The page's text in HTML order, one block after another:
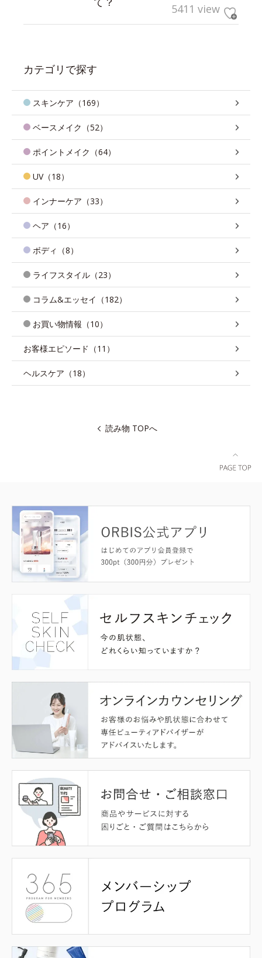
5411 view
カテゴリで探す
スキンケア（169）
ベースメイク（52）
ポイントメイク（64）
UV（18）
インナーケア（33）
ヘア（16）
ボディ（8）
ライフスタイル（23）
コラム&エッセイ（182）
お買い物情報（10）
お客様エピソード（11）
ヘルスケア（18）
読み物 TOPへ